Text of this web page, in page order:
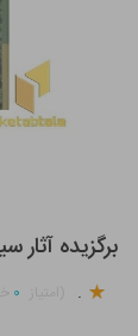
برگزیده
. ۰